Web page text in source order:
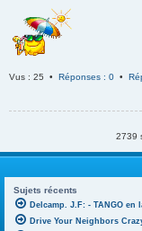
Vus : 25 • Réponses : 0 •
2739
Sujets récents
Delcamp. J.F: - TANGO en
Drive Your Neighbors